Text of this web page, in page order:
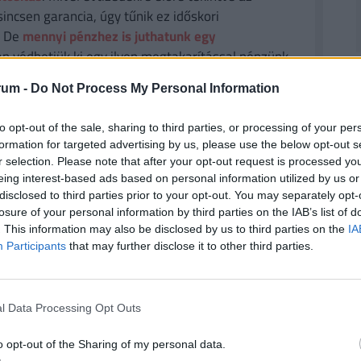
- Do Not Process My Personal Information
opt-out of the sale, sharing to third parties, or processing of your
for targeted advertising by us, please use the below opt-out
selection. Please note that after your opt-out request is processed
interest-based ads based on personal information utilized by us
to third parties prior to your opt-out. You may separately
of your personal information by third parties on the IAB’s list of
This information may also be disclosed by us to third parties on the
Participants that may further disclose it to other third parties.
Data Processing Opt Outs
opt-out of the Sharing of my personal data.
garancia, úgy tűnik ez időskori
mennyi pénzhez is juthatunk egy
védhetjük ki egy ilyen megtakarítással pénzünk
nem rögzíti, hogy magasabb szintre való
azonban már vonatkozik az ügyészekre, akik
pótlékot. A lapnak nyilatkozó bíró európai jogi
#bérek #fizetések